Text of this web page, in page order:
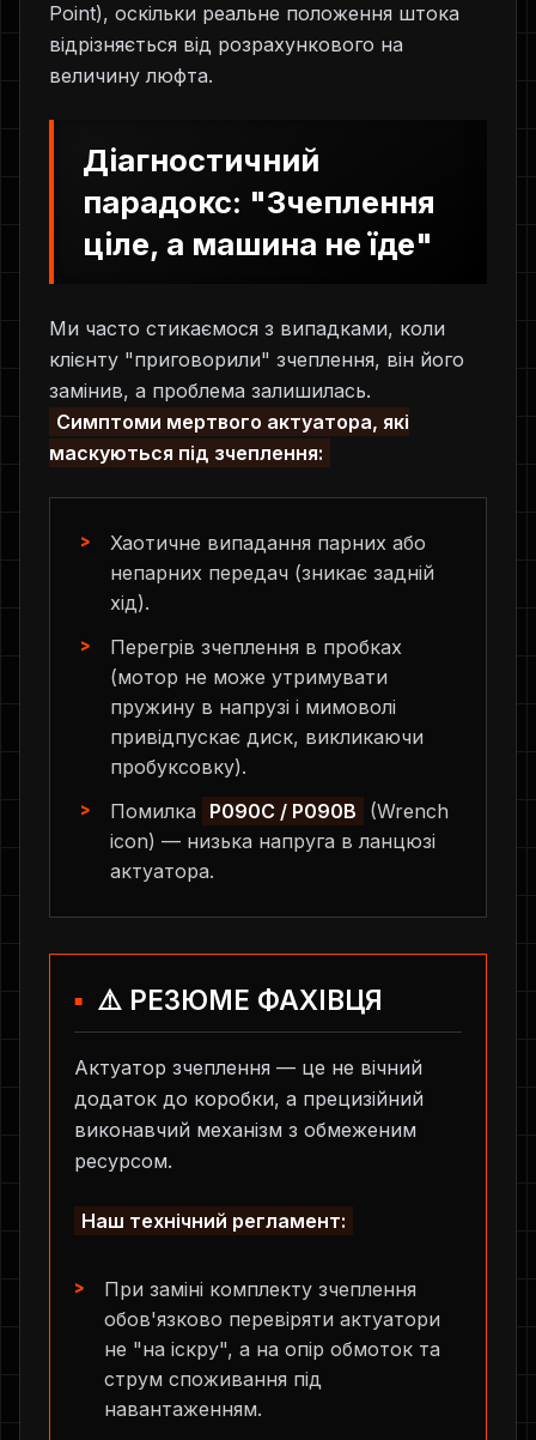
Point), оскільки реальне положення штока
відрізняється від розрахункового на
величину люфта.
Діагностичний
парадокс: "Зчеплення
ціле, а машина не їде"
Ми часто стикаємося з випадками, коли
клієнту "приговорили" зчеплення, він його
замінив, а проблема залишилась.
Симптоми мертвого актуатора, які
маскуються під зчеплення:
Хаотичне випадання парних або
непарних передач (зникає задній
хід).
Перегрів зчеплення в пробках
(мотор не може утримувати
пружину в напрузі і мимоволі
привідпускає диск, викликаючи
пробуксовку).
Помилка
P090C / P090B
(Wrench
icon) — низька напруга в ланцюзі
актуатора.
⚠️ РЕЗЮМЕ ФАХІВЦЯ
Актуатор зчеплення — це не вічний
додаток до коробки, а прецизійний
виконавчий механізм з обмеженим
ресурсом.
Наш технічний регламент:
При заміні комплекту зчеплення
обов'язково перевіряти актуатори
не "на іскру", а на опір обмоток та
струм споживання під
навантаженням.